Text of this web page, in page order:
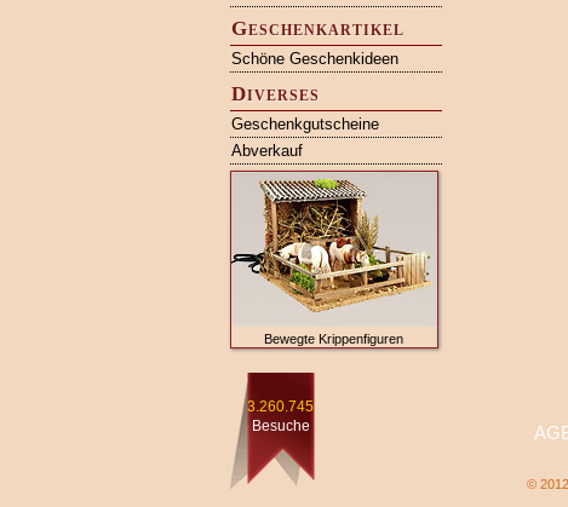
Geschenkartikel
Schöne Geschenkideen
Diverses
Geschenkgutscheine
Abverkauf
Bewegte Krippenfiguren
3.260.745
Besuche
©